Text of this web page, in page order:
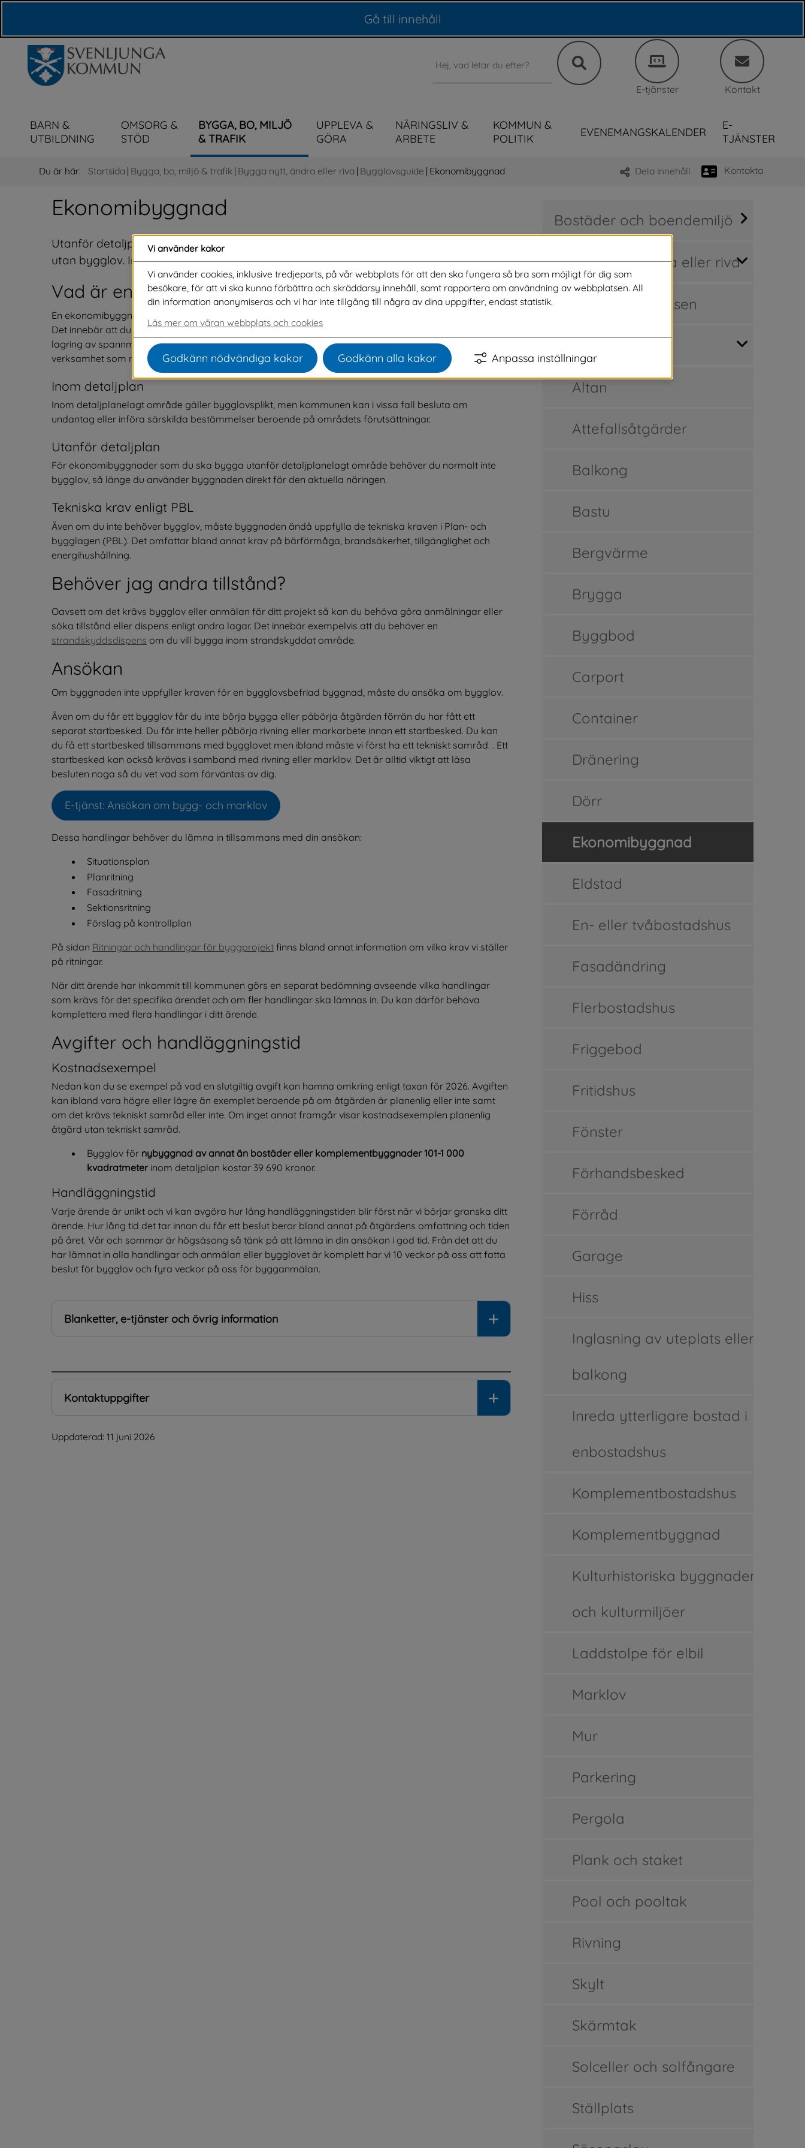
Gå till innehåll
Sök
E-tjänster Kontakt
BARN &
UTBILDNING
OMSORG &
STÖD
BYGGA, BO, MILJÖ
& TRAFIK
UPPLEVA &
GÖRA
NÄRINGSLIV &
ARBETE
KOMMUN &
POLITIK
EVENEMANGSKALENDER
E-
TJÄNSTER
Du är här: Startsida | Bygga, bo, miljö & trafik | Bygga nytt, ändra eller riva | Bygglovsguide | Ekonomibyggnad Dela innehåll Kontakta
Ekonomibyggnad
Utanför detaljplanelagt område får du uppföra och bygga till ekonomibyggnader
utan bygglov. Inom detaljplanelagt område behöver du däremot bygglov.
Vad är en ekonomibyggnad?
En ekonomibyggnad är en byggnad avsedd för jordbruk, skogsbruk, vattenbruk, fiske och renskötsel.
Det innebär att du ska använda din byggnad i den löpande verksamheten, till exempel för djurhållning,
lagring av spannmål eller förvaring av maskiner. Byggnader som du använder för fristående
verksamhet som mejerier, sågverk eller annan industriell produktion är inte ekonomibyggnader.
Inom detaljplan
Inom detaljplanelagt område gäller bygglovsplikt, men kommunen kan i vissa fall besluta om
undantag eller införa särskilda bestämmelser beroende på områdets förutsättningar.
Utanför detaljplan
För ekonomibyggnader som du ska bygga utanför detaljplanelagt område behöver du normalt inte
bygglov, så länge du använder byggnaden direkt för den aktuella näringen.
Tekniska krav enligt PBL
Även om du inte behöver bygglov, måste byggnaden ändå uppfylla de tekniska kraven i Plan- och
bygglagen (PBL). Det omfattar bland annat krav på bärförmåga, brandsäkerhet, tillgänglighet och
energihushållning.
Behöver jag andra tillstånd?
Oavsett om det krävs bygglov eller anmälan för ditt projekt så kan du behöva göra anmälningar eller
strandskyddsdispens om du vill bygga inom strandskyddat område.
Ansökan
Om byggnaden inte uppfyller kraven för en bygglovsbefriad byggnad, måste du ansöka om bygglov.
Även om du får ett bygglov får du inte börja bygga eller påbörja åtgärden förrän du har fått ett
separat startbesked. Du får inte heller påbörja rivning eller markarbete innan ett startbesked. Du kan
du få ett startbesked tillsammans med bygglovet men ibland måste vi först ha ett tekniskt samråd. . Ett
startbesked kan också krävas i samband med rivning eller marklov. Det är alltid viktigt att läsa
besluten noga så du vet vad som förväntas av dig.
E-tjänst: Ansökan om bygg- och marklov
Öppnas i nytt fönster.
Dessa handlingar behöver du lämna in tillsammans med din ansökan:
Situationsplan
Planritning
Fasadritning
Sektionsritning
Förslag på kontrollplan
På sidan Ritningar och handlingar för byggprojekt finns bland annat information om vilka krav vi ställer
på ritningar.
När ditt ärende har inkommit till kommunen görs en separat bedömning avseende vilka handlingar
som krävs för det specifika ärendet och om fler handlingar ska lämnas in. Du kan därför behöva
komplettera med flera handlingar i ditt ärende.
Avgifter och handläggningstid
Kostnadsexempel
Nedan kan du se exempel på vad en slutgiltig avgift kan hamna omkring enligt taxan för 2026. Avgiften
kan ibland vara högre eller lägre än exemplet beroende på om åtgärden är planenlig eller inte samt
om det krävs tekniskt samråd eller inte. Om inget annat framgår visar kostnadsexemplen planenlig
åtgärd utan tekniskt samråd.
Bygglov för nybyggnad av annat än bostäder eller komplementbyggnader 101-1 000
kvadratmeter inom detaljplan kostar 39 690 kronor.
Handläggningstid
Varje ärende är unikt och vi kan avgöra hur lång handläggningstiden blir först när vi börjar granska ditt
ärende. Hur lång tid det tar innan du får ett beslut beror bland annat på åtgärdens omfattning och tiden
på året. Vår och sommar är högsäsong så tänk på att lämna in din ansökan i god tid. Från det att du
har lämnat in alla handlingar och anmälan eller bygglovet är komplett har vi 10 veckor på oss att fatta
beslut för bygglov och fyra veckor på oss för bygganmälan.
Blanketter, e-tjänster och övrig information
Kontaktuppgifter
Uppdaterad: 11 juni 2026
Bostäder och boendemiljö
Bygga nytt, ändra eller riva
Bygglovsprocessen
Altan
Attefallsåtgärder
Balkong
Bastu
Bergvärme
Brygga
Byggbod
Carport
Container
Dränering
Dörr
Ekonomibyggnad
Eldstad
En- eller tvåbostadshus
Fasadändring
Flerbostadshus
Friggebod
Fritidshus
Fönster
Förhandsbesked
Förråd
Garage
Hiss
Inglasning av uteplats eller
balkong
Inreda ytterligare bostad i
enbostadshus
Komplementbostadshus
Komplementbyggnad
Kulturhistoriska byggnader
och kulturmiljöer
Laddstolpe för elbil
Marklov
Mur
Parkering
Pergola
Plank och staket
Pool och pooltak
Rivning
Skylt
Skärmtak
Solceller och solfångare
Ställplats
Vi använder kakor
Vi använder cookies, inklusive tredjeparts, på vår webbplats för att den ska fungera så bra som möjligt för dig som
besökare, för att vi ska kunna förbättra och skräddarsy innehåll, samt rapportera om användning av webbplatsen. All
din information anonymiseras och vi har inte tillgång till några av dina uppgifter, endast statistik.
Läs mer om våran webbplats och cookies
Godkänn nödvändiga kakor Godkänn alla kakor Anpassa inställningar